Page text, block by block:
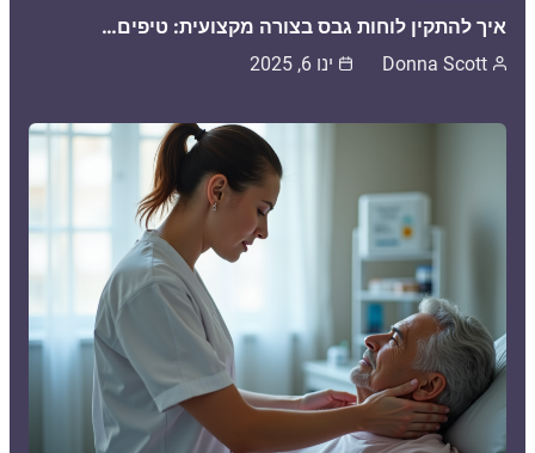
איך להתקין לוחות גבס בצורה מקצועית: טיפים…
Donna Scott ינו 6, 2025